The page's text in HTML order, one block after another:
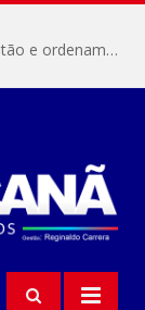
Resex Maracanã avança no processo de gestão e ordenamento do turismo em nossas áreas protegidas.